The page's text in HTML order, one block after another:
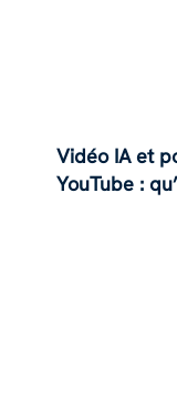
Vidéo IA et
YouTube :